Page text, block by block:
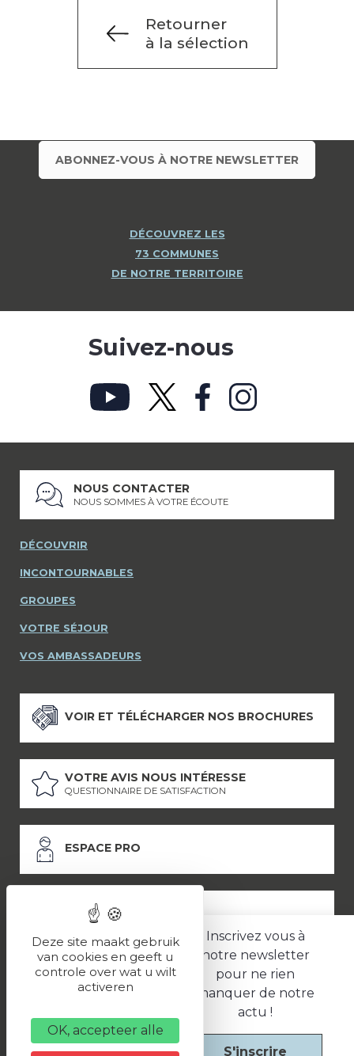
Retourner
à la sélection
Inscrivez vous à
notre newsletter
pour ne rien
manquer de notre
actu !
S'inscrire
ABONNEZ-VOUS À NOTRE NEWSLETTER
DÉCOUVREZ LES
73 COMMUNES
DE NOTRE TERRITOIRE
Suivez-nous
NOUS CONTACTER
NOUS SOMMES À VOTRE ÉCOUTE
DÉCOUVRIR
INCONTOURNABLES
GROUPES
VOTRE SÉJOUR
VOS AMBASSADEURS
VOIR ET TÉLÉCHARGER NOS BROCHURES
VOTRE AVIS NOUS INTÉRESSE
QUESTIONNAIRE DE SATISFACTION
ESPACE PRO
ESPACE PRESSE
LES PARTENAIRES
Politique de confidentialité
Une réalisation
Deze site maakt gebruik
van cookies en geeft u
controle over wat u wilt
activeren
OK, accepteer alle